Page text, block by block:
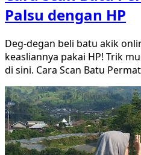
Palsu dengan HP
Deg-degan beli batu akik
keasliannya pakai HP! Trik
di sini. Cara Scan Batu